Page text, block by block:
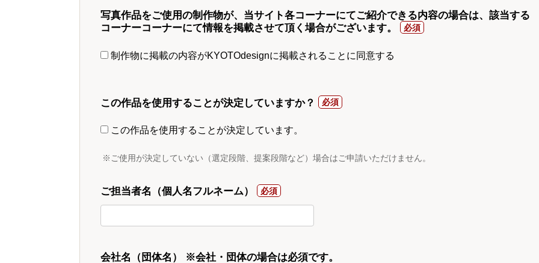
写真作品をご使用の制作物が、当サイト各コーナーにてご紹介できる内容の場合は、該当する
コーナーコーナーにて情報を掲載させて頂く場合がございます。
制作物に掲載の内容がKYOTOdesignに掲載されることに同意する
この作品を使用することが決定していますか？
この作品を使用することが決定しています。
※ご使用が決定していない（選定段階、提案段階など）場合はご申請いただけません。
ご担当者名（個人名フルネーム）
会社名（団体名） ※会社・団体の場合は必須です。